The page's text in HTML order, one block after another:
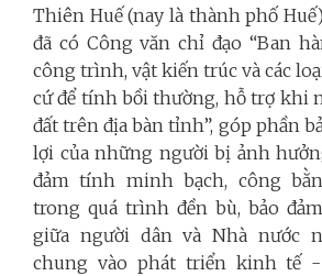
Thiên Huế (nay là thành phố
đã có Công văn chỉ đạo “Ban
công trình, vật kiến trúc và các
cứ để tính bồi thường, hỗ trợ khi
đất trên địa bàn tỉnh”, góp phần
lợi của những người bị ảnh
đảm tính minh bạch, công
trong quá trình đền bù, bảo
giữa người dân và Nhà nước
chung vào phát triển kinh tế